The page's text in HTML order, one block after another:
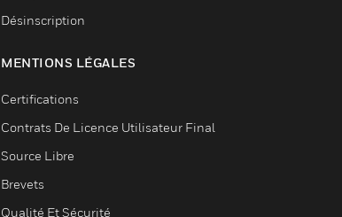
Désinscription
MENTIONS LÉGALES
Certifications
Contrats De Licence Utilisateur Final
Source Libre
Brevets
Qualité Et Sécurité